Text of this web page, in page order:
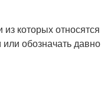
которых
обозначать